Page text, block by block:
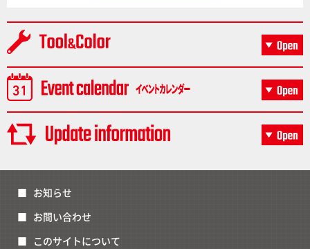
お知らせ
お問い合わせ
このサイトについて